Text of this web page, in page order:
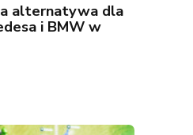
alternatywa dla
i BMW w